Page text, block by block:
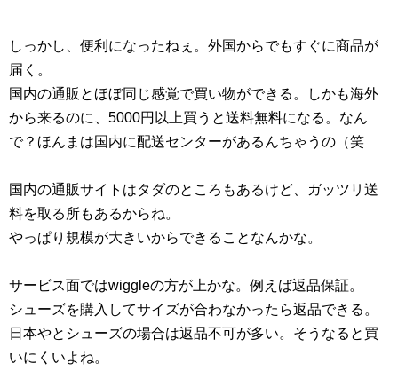
しっかし、便利になったねぇ。外国からでもすぐに商品が
届く。
国内の通販とほぼ同じ感覚で買い物ができる。しかも海外
から来るのに、5000円以上買うと送料無料になる。なん
で？ほんまは国内に配送センターがあるんちゃうの（笑
国内の通販サイトはタダのところもあるけど、ガッツリ送
料を取る所もあるからね。
やっぱり規模が大きいからできることなんかな。
サービス面ではwiggleの方が上かな。例えば返品保証。
シューズを購入してサイズが合わなかったら返品できる。
日本やとシューズの場合は返品不可が多い。そうなると買
いにくいよね。